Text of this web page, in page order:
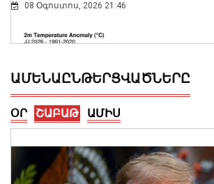
08 Օգոստոս, 2026 21:46
ԱՄԵՆԱԸՆԹԵՐՑՎԱԾՆԵՐԸ
ՕՐ ՇԱԲԱԹ ԱՄԻՍ